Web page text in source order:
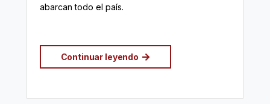
abarcan todo el país.
Continuar leyendo